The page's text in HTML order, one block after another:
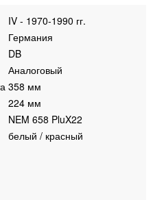
IV - 1970-1990 гг.
Германия
DB
Аналоговый
358 мм
224 мм
NEM 658 PluX22
белый / красный